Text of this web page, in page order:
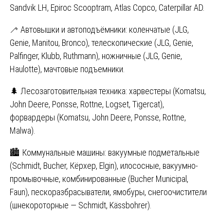
Sandvik LH, Epiroc Scooptram, Atlas Copco, Caterpillar AD.
🦯 Автовышки и автоподъёмники: коленчатые (JLG,
Genie, Manitou, Bronco), телескопические (JLG, Genie,
Palfinger, Klubb, Ruthmann), ножничные (JLG, Genie,
Haulotte), мачтовые подъемники.
🌲 Лесозаготовительная техника: харвестеры (Komatsu,
John Deere, Ponsse, Rottne, Logset, Tigercat),
форвардеры (Komatsu, John Deere, Ponsse, Rottne,
Malwa).
🏙️ Коммунальные машины: вакуумные подметальные
(Schmidt, Bucher, Кёрхер, Elgin), илососные, вакуумно-
промывочные, комбинированные (Bucher Municipal,
Faun), пескоразбрасыватели, ямобуры, снегоочистители
(шнекороторные — Schmidt, Kässbohrer).